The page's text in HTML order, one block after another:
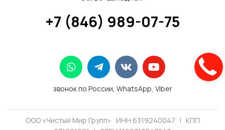
+7 (846) 989-07-75
звонок по России, WhatsApp, Viber
ООО «Чистый Мир Групп» ИНН 6319240047 | КПП